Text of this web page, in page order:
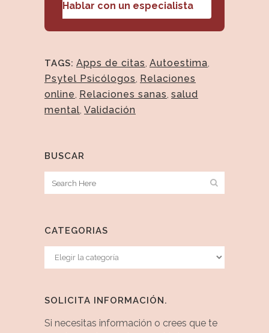
Hablar con un especialista
TAGS: Apps de citas, Autoestima,
Psytel Psicólogos, Relaciones
online, Relaciones sanas, salud
mental, Validación
BUSCAR
CATEGORIAS
Categorias
SOLICITA INFORMACIÓN.
Si necesitas información o crees que te